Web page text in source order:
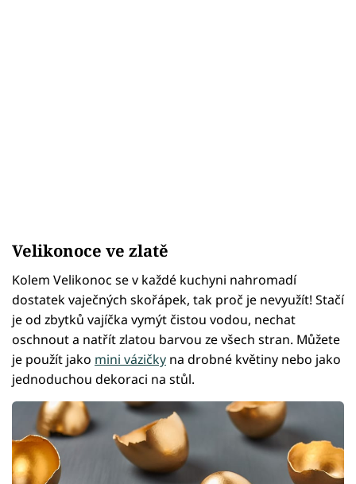
Velikonoce ve zlatě
Kolem Velikonoc se v každé kuchyni nahromadí
dostatek vaječných skořápek, tak proč je nevyužít! Stačí
je od zbytků vajíčka vymýt čistou vodou, nechat
oschnout a natřít zlatou barvou ze všech stran. Můžete
je použít jako mini vázičky na drobné květiny nebo jako
jednoduchou dekoraci na stůl.